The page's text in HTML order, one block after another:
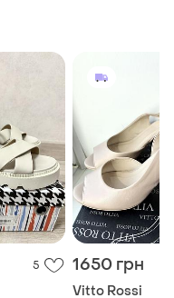
5 1650 грн
Vitto Rossi